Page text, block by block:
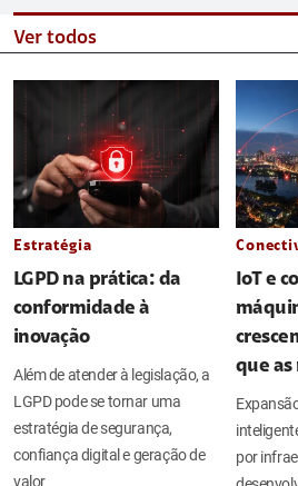
Ver todos
Estratégia
LGPD na prática: da
conformidade à
inovação
Além de atender à legislação, a
LGPD pode se tornar uma
estratégia de segurança,
confiança digital e geração de
valor
IoT e
que as
por